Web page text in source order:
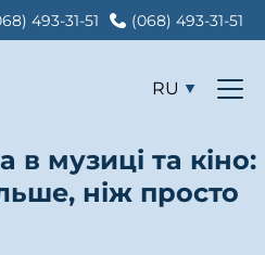
493-31-51 (068) 493-31-51
RU
в музиці та кіно:
ніж просто